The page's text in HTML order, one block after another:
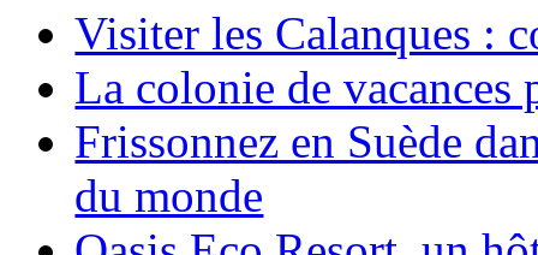
Visiter les Calanques :
La colonie de vacances
Frissonnez en Suède
du monde